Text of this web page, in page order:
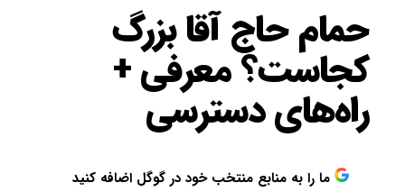
حمام حاج آقا بزرگ
کجاست؟ معرفی +
راه‌های دسترسی
ما را به منابع منتخب خود در گوگل اضافه کنید